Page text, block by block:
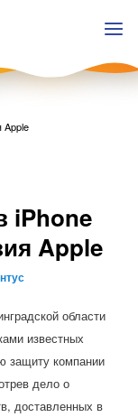
Apple
iPhone
Apple
области
известных
защиту компании
дело о
доставленных в